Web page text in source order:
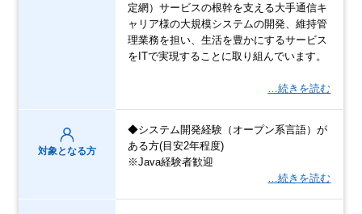
定網）サービスの根幹を支える大手通信キ
ャリア様の大規模システムの開発、維持管
理業務を担い、生活を豊かにするサービス
をITで実現することに取り組んでいます。
…続きを読む
対象となる方
◆システム開発経験（オープン系言語）が
ある方(目安2年程度)
※Java経験者歓迎
…続きを読む